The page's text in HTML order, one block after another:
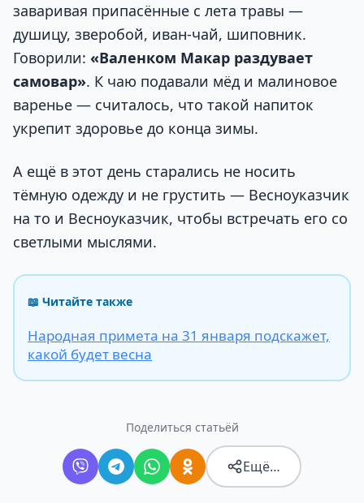
заваривая припасённые с лета травы —
душицу, зверобой, иван-чай, шиповник.
Говорили: «Валенком Макар раздувает
самовар». К чаю подавали мёд и малиновое
варенье — считалось, что такой напиток
укрепит здоровье до конца зимы.
А ещё в этот день старались не носить
тёмную одежду и не грустить — Весноуказчик
на то и Весноуказчик, чтобы встречать его со
светлыми мыслями.
📖 Читайте также
Народная примета на 31 января подскажет,
какой будет весна
Поделиться статьёй
Ещё…